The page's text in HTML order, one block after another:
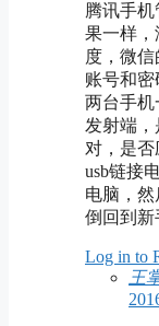
腾讯手
果一样，
度，微
账号和
两台手机
发射端
对，是否
usb链接
电脑，
倒回到新
Log in to
王